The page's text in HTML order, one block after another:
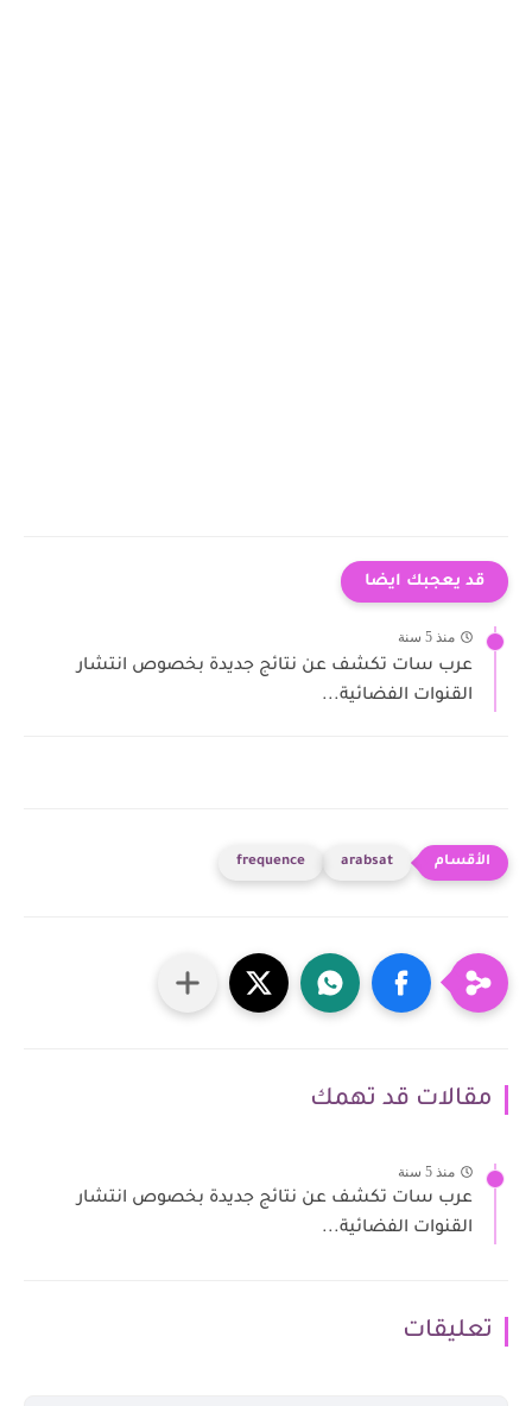
قد يعجبك ايضا
منذ 5 سنة
عرب سات تكشف عن نتائج جديدة بخصوص انتشار
القنوات الفضائية...
arabsat
frequence
مقالات قد تهمك
منذ 5 سنة
عرب سات تكشف عن نتائج جديدة بخصوص انتشار
القنوات الفضائية...
تعليقات